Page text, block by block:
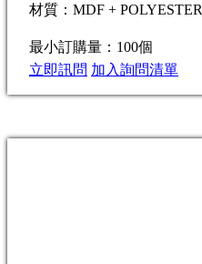
材質：MDF + POLYESTER
最小訂購量：100個
立即訊問 加入詢問清單